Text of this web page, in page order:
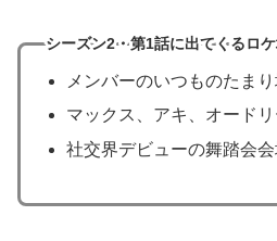
シーズン2・第1話に出てくるロ
メンバーのいつものたま
マックス、アキ、オード
社交界デビューの舞踏会